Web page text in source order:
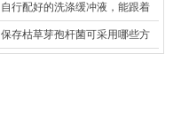
主要诱因
胞系，二者在增殖存活周期上有
什么区别？
自行配好的洗涤缓冲液，能跟着
试剂盒原装干粉放一处储存吗？
保存枯草芽孢杆菌可采用哪些方